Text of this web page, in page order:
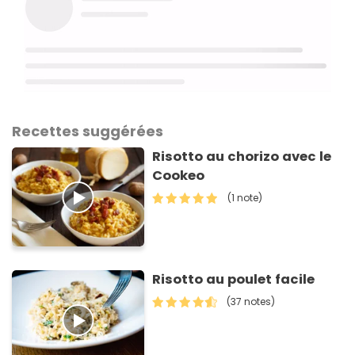
Recettes suggérées
Risotto au chorizo avec le
Cookeo
(1 note)
Risotto au poulet facile
(37 notes)